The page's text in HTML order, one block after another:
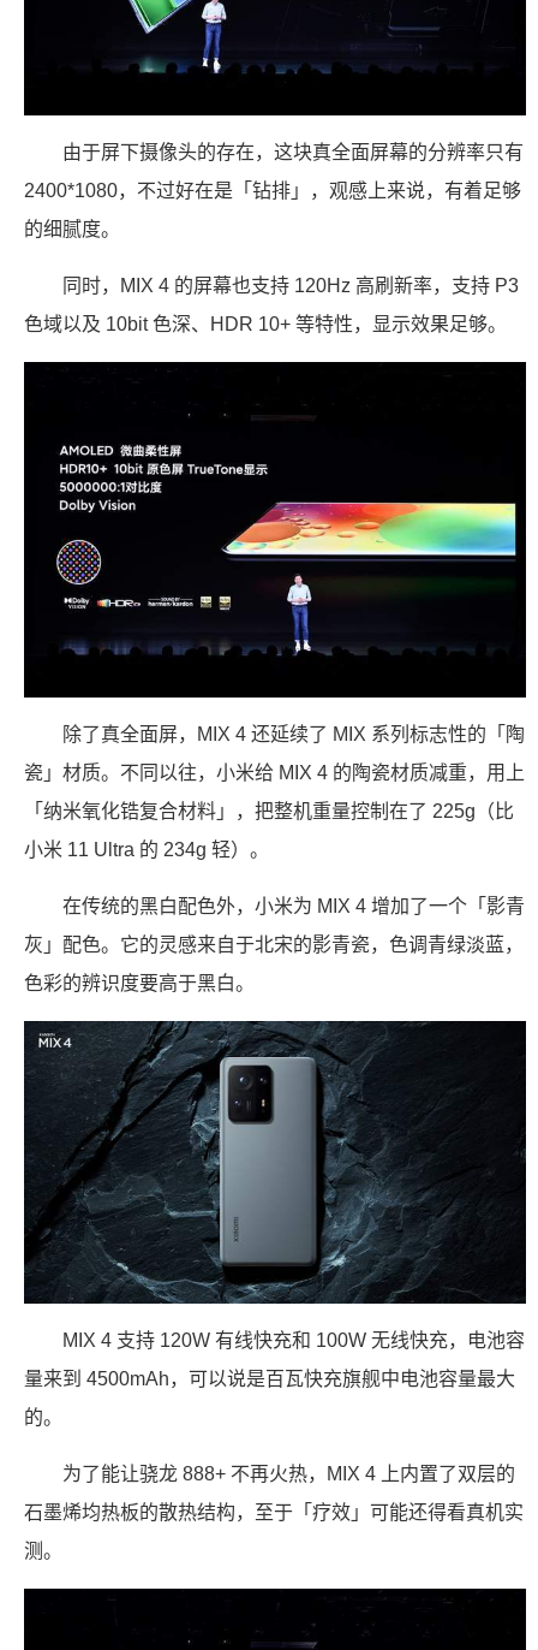
由于屏下摄像头的存在，这块真全面屏幕的分辨率只有
2400*1080，不过好在是「钻排」，观感上来说，有着足够
的细腻度。
同时，MIX 4 的屏幕也支持 120Hz 高刷新率，支持 P3
色域以及 10bit 色深、HDR 10+ 等特性，显示效果足够。
除了真全面屏，MIX 4 还延续了 MIX 系列标志性的「陶
瓷」材质。不同以往，小米给 MIX 4 的陶瓷材质减重，用上
「纳米氧化锆复合材料」，把整机重量控制在了 225g（比
小米 11 Ultra 的 234g 轻）。
在传统的黑白配色外，小米为 MIX 4 增加了一个「影青
灰」配色。它的灵感来自于北宋的影青瓷，色调青绿淡蓝，
色彩的辨识度要高于黑白。
MIX 4 支持 120W 有线快充和 100W 无线快充，电池容
量来到 4500mAh，可以说是百瓦快充旗舰中电池容量最大
的。
为了能让骁龙 888+ 不再火热，MIX 4 上内置了双层的
石墨烯均热板的散热结构，至于「疗效」可能还得看真机实
测。